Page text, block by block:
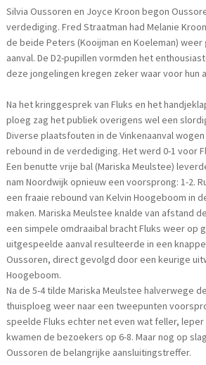
Silvia Oussoren en Joyce Kroon begon
verdediging. Fred Straatman had Melanie
de beide Peters (Kooijman en Koeleman)
aanval. De D2-pupillen vormden het
deze jongelingen kregen zeker waar voor hun
Na het kringgesprek van Fluks en het
ploeg zag het publiek overigens wel een
Diverse plaatsfouten in de Vinkenaanval
rebound in de verdediging. Het werd 0-1 voor
Een benutte vrije bal (Mariska Meulstee)
nam Noordwijk opnieuw een voorsprong: 1-2.
een fraaie rebound van Kelvin Hoogeboom in
maken. Mariska Meulstee knalde van afstand
een simpele omdraaibal bracht Fluks weer op
uitgespeelde aanval resulteerde in een
Oussoren, direct gevolgd door een keurige
Hoogeboom.
Na de 5-4 tilde Mariska Meulstee halverwege
thuisploeg weer naar een tweepunten
speelde Fluks echter net even wat feller, leper
kwamen de bezoekers op 6-8. Maar nog op
Oussoren de belangrijke aansluitingstreffer.